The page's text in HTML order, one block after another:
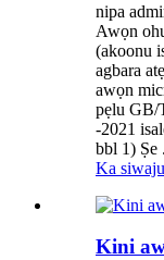
nipa
Awọn
(akoonu
agbara
awọn
pẹlu GB/
-2021
bbl 1) Ṣe
Ka siwaju
Kini